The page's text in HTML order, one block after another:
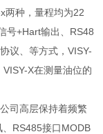
两种，量程均为22
号+Hart输出、RS48
议、等方式，VISY-
X在测量油位的
司高层保持着频繁
RS485接口MODB